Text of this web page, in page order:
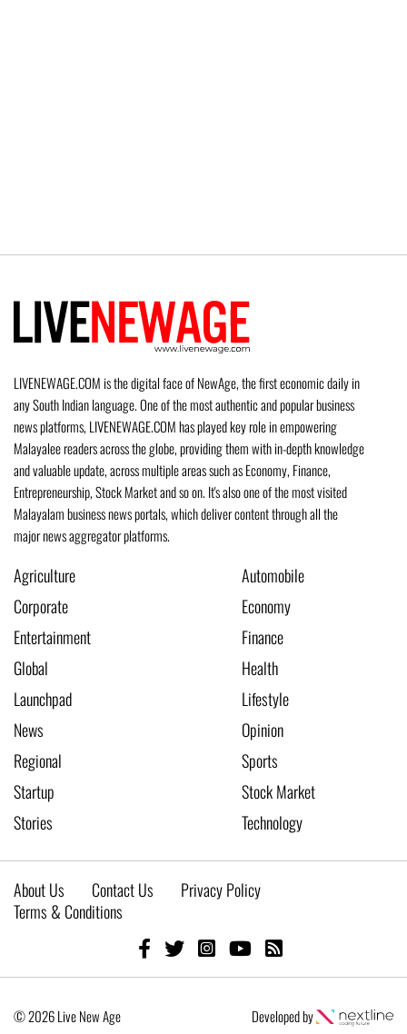
LIVENEWAGE.COM is the digital face of NewAge, the first economic daily in
any South Indian language. One of the most authentic and popular business
news platforms, LIVENEWAGE.COM has played key role in empowering
Malayalee readers across the globe, providing them with in-depth knowledge
and valuable update, across multiple areas such as Economy, Finance,
Entrepreneurship, Stock Market and so on. It's also one of the most visited
Malayalam business news portals, which deliver content through all the
major news aggregator platforms.
Agriculture
Automobile
Corporate
Economy
Entertainment
Finance
Global
Health
Launchpad
Lifestyle
News
Opinion
Regional
Sports
Startup
Stock Market
Stories
Technology
About Us Contact Us
Privacy Policy
Terms & Conditions
© 2026 Live New Age Developed by